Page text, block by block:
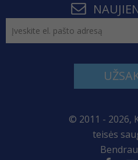
© 2011 - 2026,
teisės